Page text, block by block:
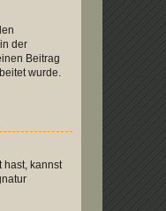
der
Beitrag
wurde.
hast, kannst